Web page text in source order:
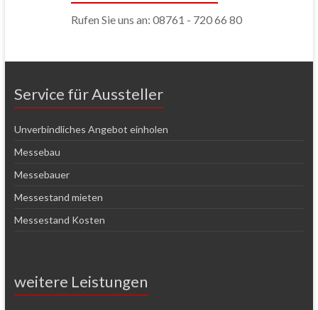
Rufen Sie uns an: 08761 - 720 66 80
Service für Aussteller
Unverbindliches Angebot einholen
Messebau
Messebauer
Messestand mieten
Messestand Kosten
weitere Leistungen